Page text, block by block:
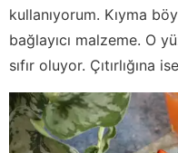
kullanıyorum. Kıyma
bağlayıcı malzeme. O
sıfır oluyor. Çıtırlığına